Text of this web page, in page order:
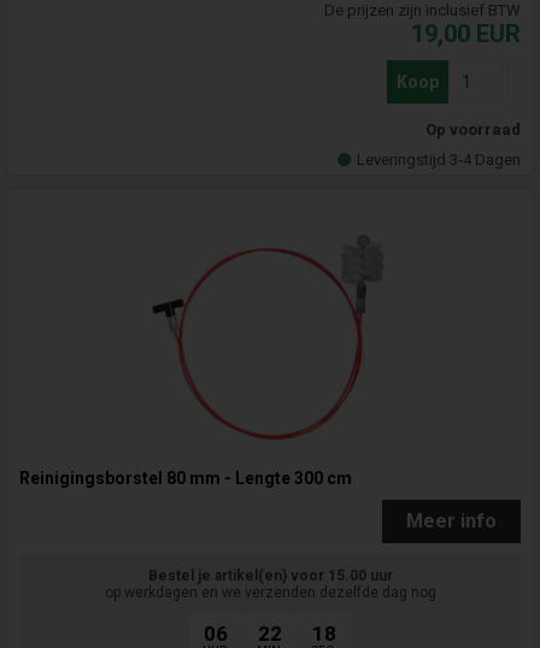
De prijzen zijn inclusief BTW
19,00 EUR
Koop
Op voorraad
Leveringstijd 3-4 Dagen
Reinigingsborstel 80 mm - Lengte 300 cm
Meer info
Bestel je artikel(en) voor 15.00 uur
op werkdagen en we verzenden dezelfde dag nog
06 22 17